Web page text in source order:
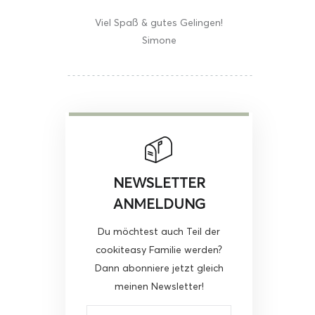
Viel Spaß & gutes Gelingen!
Simone
NEWSLETTER
ANMELDUNG
Du möchtest auch Teil der
cookiteasy Familie werden?
Dann abonniere jetzt gleich
meinen Newsletter!